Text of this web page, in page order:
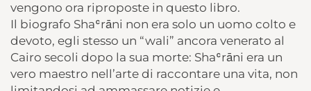
vengono ora riproposte in questo libro.
Il biografo Shaʿrāni non era solo un uomo colto e
devoto, egli stesso un “wali” ancora venerato al
Cairo secoli dopo la sua morte: Shaʿrāni era un
vero maestro nell’arte di raccontare una vita, non